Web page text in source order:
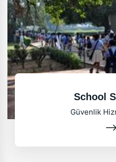
School
Güvenlik